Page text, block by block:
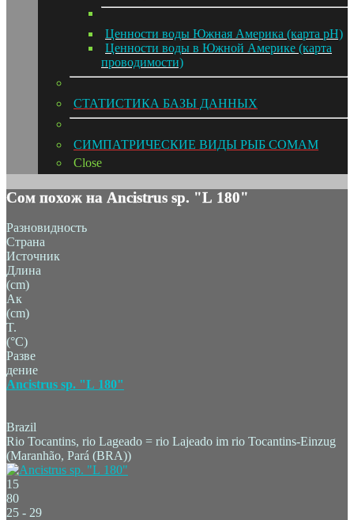
Ценности воды Южная Америка (карта pH)
Ценности воды в Южной Америке (карта
проводимости)
СТАТИСТИКА БАЗЫ ДАННЫХ
СИМПАТРИЧЕСКИЕ ВИДЫ РЫБ СОМАМ
Close
Сом похож на Ancistrus sp. "L 180"
Разновидность
Страна
Источник
Длина
(cm)
Ак
(cm)
T.
(°C)
Разве
дение
Ancistrus sp. "L 180"
Brazil
Rio Tocantins, rio Lageado = rio Lajeado im rio Tocantins-Einzug
(Maranhão, Pará (BRA))
15
80
25 - 29